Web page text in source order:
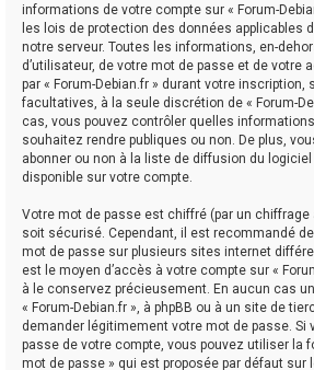
informations de votre compte sur « Forum-
les lois de protection des données applicables
notre serveur. Toutes les informations, en-
d’utilisateur, de votre mot de passe et de votre
par « Forum-Debian.fr » durant votre inscription,
facultatives, à la seule discrétion de « Forum-
cas, vous pouvez contrôler quelles
souhaitez rendre publiques ou non. De plus,
abonner ou non à la liste de diffusion du logiciel
disponible sur votre compte.
Votre mot de passe est chiffré (par un chiffrage
soit sécurisé. Cependant, il est recommandé
mot de passe sur plusieurs sites internet
est le moyen d’accès à votre compte sur «
à le conservez précieusement. En aucun cas
« Forum-Debian.fr », à phpBB ou à un site de
demander légitimement votre mot de passe. Si
passe de votre compte, vous pouvez utiliser la
mot de passe » qui est proposée par défaut sur